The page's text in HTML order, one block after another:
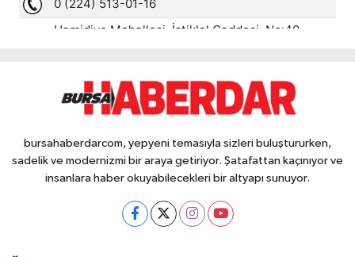
bursahaberdarcom, yepyeni temasıyla sizleri buluştururken,
sadelik ve modernizmi bir araya getiriyor. Şatafattan kaçınıyor ve
insanlara haber okuyabilecekleri bir altyapı sunuyor.